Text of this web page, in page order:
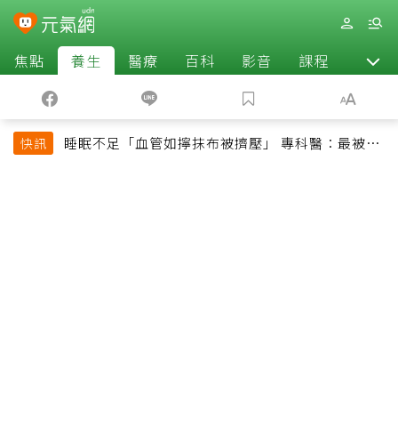
焦點 養生 醫療 百科 影音 課程 退休
快訊
睡眠不足「血管如擰抹布被擠壓」 專科醫：最被忽